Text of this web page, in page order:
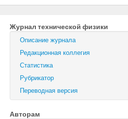
Журнал технической физики
Письма в Журнал
Физика твердого тела
Журнал технической физики
Описание журнала
Редакционная коллегия
Статистика
Рубрикатор
Переводная версия
Авторам